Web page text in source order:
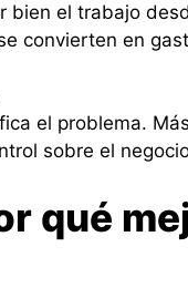
bien el trabajo
convierten en
el problema.
sobre el
qué